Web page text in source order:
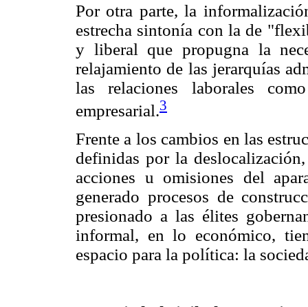
Por otra parte, la
estrecha sintonía con la de
y liberal que propugna la
relajamiento de las jerarquías
las relaciones laborales
empresarial.3
Frente a los cambios en las
definidas por la
acciones u omisiones del
generado procesos de
presionado a las élites
informal, en lo económico,
espacio para la política: la